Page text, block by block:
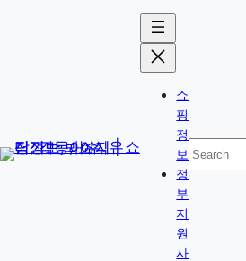
가
쇼
핑
정
보
정
부
지
원
사
검
색